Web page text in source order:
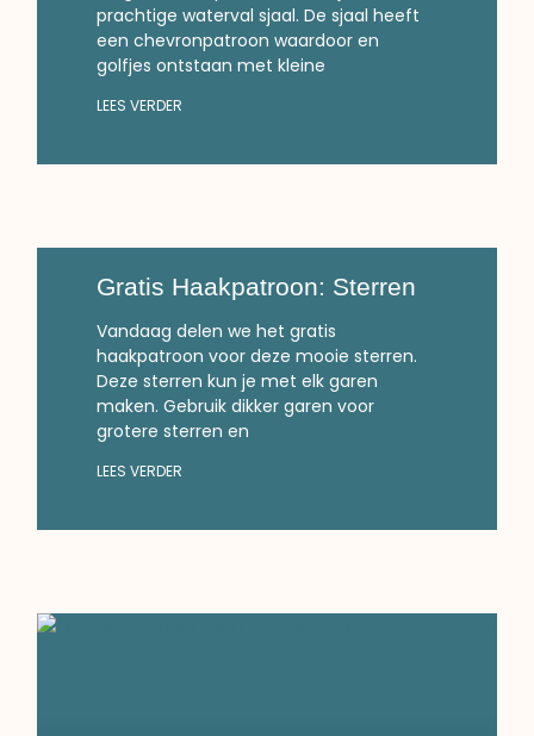
prachtige waterval sjaal. De sjaal heeft
een chevronpatroon waardoor en
golfjes ontstaan met kleine
LEES VERDER
Gratis Haakpatroon: Sterren
Vandaag delen we het gratis
haakpatroon voor deze mooie sterren.
Deze sterren kun je met elk garen
maken. Gebruik dikker garen voor
grotere sterren en
LEES VERDER